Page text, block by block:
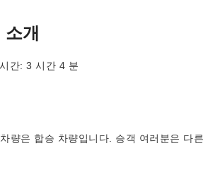
개
간: 3 시간 4 분
량은 합승 차량입니다. 승객 여러분은 다